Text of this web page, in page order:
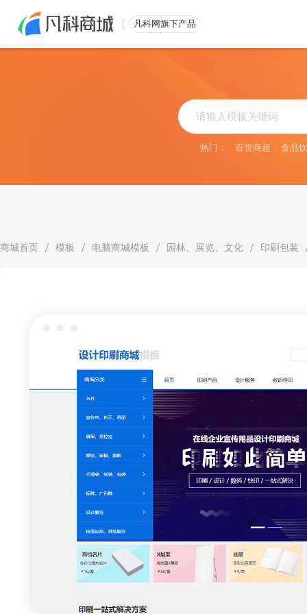
凡科网旗下产品
热门： 百货商超 食品
商城首页 / 模板 / 电脑商城模板 / 园林、展览、文化 / 印刷包装